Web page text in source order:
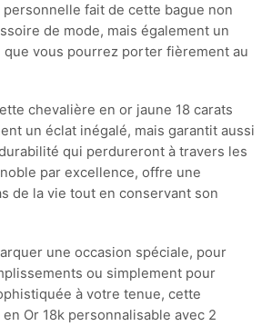
fait de cette bague non
de mode, mais également un
que vous pourrez porter fièrement au
chevalière en or jaune 18 carats
un éclat inégalé, mais garantit aussi
qui perdureront à travers les
noble par excellence, offre une
de la vie tout en conservant son
une occasion spéciale, pour
ou simplement pour
à votre tenue, cette
Or 18k personnalisable avec 2